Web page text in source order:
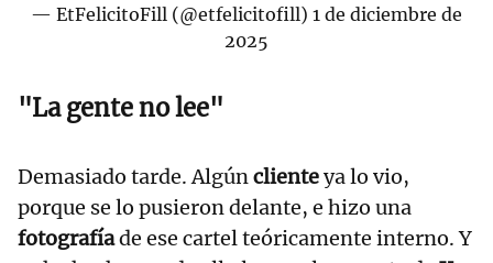
— EtFelicitoFill (@etfelicitofill) 1 de diciembre de
2025
"La gente no lee"
Demasiado tarde. Algúnclienteya lo vio,
porque se lo pusieron delante, e hizo una
fotografíade ese cartel teóricamente interno. Y